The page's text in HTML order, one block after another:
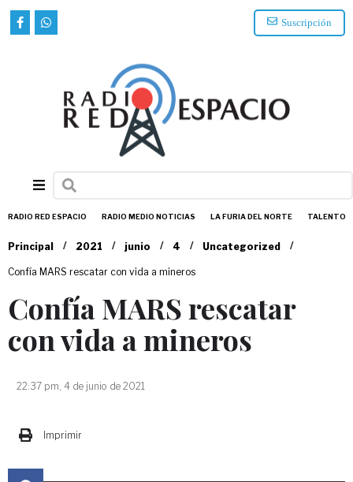
Suscripción
RADIO RED ESPACIO RADIO MEDIO NOTICIAS LA FURIA DEL NORTE TALENTO
Principal / 2021 / junio / 4 / Uncategorized /
Confía MARS rescatar con vida a mineros
Confía MARS rescatar
con vida a mineros
22:37 pm, 4 de junio de 2021
Imprimir